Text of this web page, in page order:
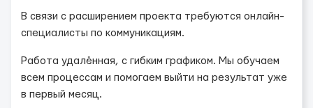
В связи с расширением проекта требуются онлайн-
специалисты по коммуникациям.
Работа удалённая, с гибким графиком. Мы обучаем
всем процессам и помогаем выйти на результат уже
в первый месяц.